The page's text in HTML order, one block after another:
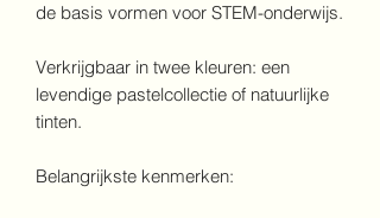
de basis vormen voor STEM-onderwijs.
Verkrijgbaar in twee kleuren: een
levendige pastelcollectie of natuurlijke
tinten.
Belangrijkste kenmerken: